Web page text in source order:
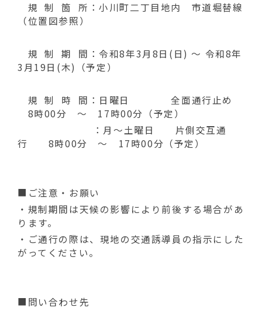
規 制 箇 所：小川町二丁目地内 市道堀替線
（位置図参照）
規 制 期 間：令和8年3月8日(日) ～ 令和8年
3月19日(木)（予定）
規 制 時 間：日曜日 全面通行止め
8時00分 ～ 17時00分（予定）
：月～土曜日 片側交互通
行 8時00分 ～ 17時00分（予定）
■ご注意・お願い
・規制期間は天候の影響により前後する場合があ
ります。
・ご通行の際は、現地の交通誘導員の指示にした
がってください。
■問い合わせ先